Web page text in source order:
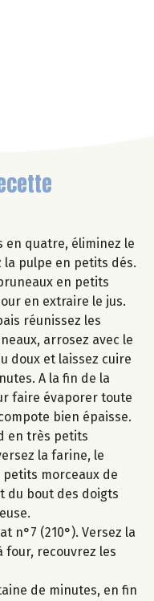
en quatre, éliminez le
pulpe en petits dés.
en petits
en extraire le jus.
réunissez les
arrosez avec le
doux et laissez cuire
A la fin de la
faire évaporer toute
bien épaisse.
en très petits
la farine, le
petits morceaux de
du bout des doigts
n°7 (210°). Versez la
four, recouvrez les
de minutes, en fin